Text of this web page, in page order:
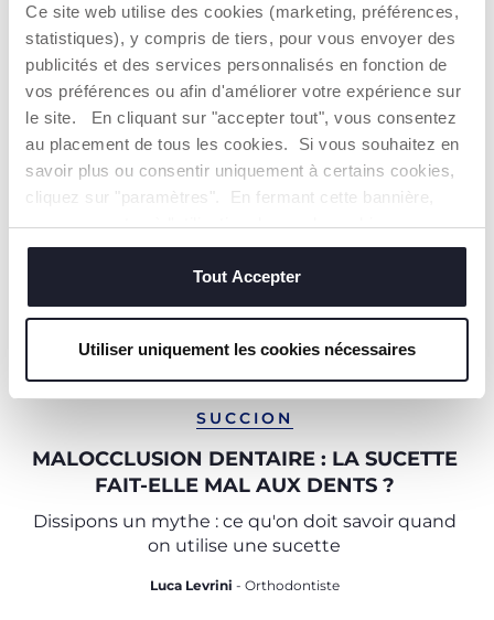
Ce site web utilise des cookies (marketing, préférences,
statistiques), y compris de tiers, pour vous envoyer des
publicités et des services personnalisés en fonction de
vos préférences ou afin d'améliorer votre expérience sur
le site. En cliquant sur "accepter tout", vous consentez
au placement de tous les cookies. Si vous souhaitez en
savoir plus ou consentir uniquement à certains cookies,
cliquez sur "paramètres". En fermant cette bannière,
vous consentez à l'utilisation des seuls cookies
techniques, qui sont essentiels au service demandé.
Tout Accepter
Utiliser uniquement les cookies nécessaires
NOS RECOMMANDATIONS
SUCCION
MALOCCLUSION DENTAIRE : LA SUCETTE
FAIT-ELLE MAL AUX DENTS ?
Dissipons un mythe : ce qu'on doit savoir quand
on utilise une sucette
Luca Levrini - Orthodontiste